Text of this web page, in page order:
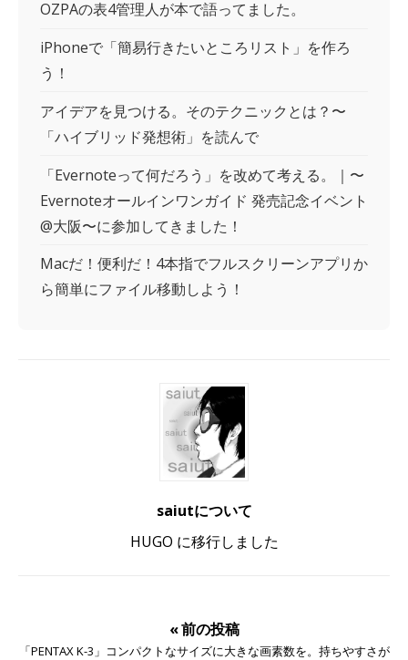
OZPAの表4管理人が本で語ってました。
iPhoneで「簡易行きたいところリスト」を作ろ
う！
アイデアを見つける。そのテクニックとは？〜
「ハイブリッド発想術」を読んで
「Evernoteって何だろう」を改めて考える。｜〜
Evernoteオールインワンガイド 発売記念イベント
@大阪〜に参加してきました！
Macだ！便利だ！4本指でフルスクリーンアプリか
ら簡単にファイル移動しよう！
saiutについて
HUGO に移行しました
« 前の投稿
「PENTAX K-3」コンパクトなサイズに大きな画素数を。持ちやすさが